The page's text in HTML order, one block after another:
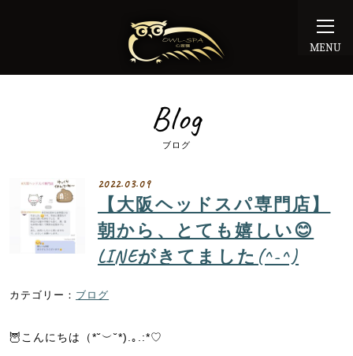
MENU
Blog
ブログ
2022.03.09
【大阪ヘッドスパ専門店】
朝から、とても嬉しい😊
LINEがきてました(^-^)
ブログ
🦉こんにちは（*˘︶˘*).｡.:*♡